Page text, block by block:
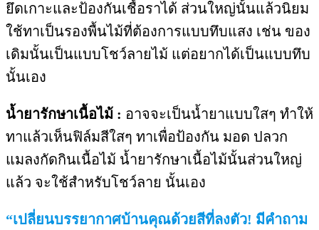
ยึดเกาะและป้องกันเชื้อราได้ ส่วนใหญ่นั้นแล้วนิยม
ใช้ทาเป็นรองพื้นไม้ที่ต้องการแบบทึบแสง เช่น ของ
เดิมนั้นเป็นแบบโชว์ลายไม้ แต่อยากได้เป็นแบบทึบ
นั้นเอง
น้ำยารักษาเนื้อไม้ : อาจจะเป็นน้ำยาแบบใสๆ ทำให้
ทาแล้วเห็นฟิล์มสีใสๆ ทาเพื่อป้องกัน มอด ปลวก
แมลงกัดกินเนื้อไม้ น้ำยารักษาเนื้อไม้นั้นส่วนใหญ่
แล้ว จะใช้สำหรับโชว์ลาย นั้นเอง
“เปลี่ยนบรรยากาศบ้านคุณด้วยสีที่ลงตัว! มีคำถาม